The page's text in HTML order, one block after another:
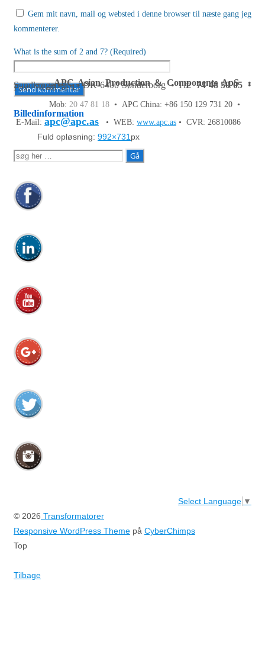
Gem mit navn, mail og websted i denne browser til næste gang jeg
kommenterer.
What is the sum of 2 and 7? (Required)
Billedinformation
Fuld opløsning: 992×731 px
APC Asian Production & Components ApS•
Sundkrogen 35 • DK-6400 Sønderborg • Tlf:74 48 50 05•
Fax: 74 48 50 45
Mob: 20 47 81 18 • APC China: +86 150 129 731 20 •
E-Mail: apc@apc.as • WEB: www.apc.as • CVR: 26810086
Søg
Select Language ▼
© 2026 Transformatorer
Responsive WordPress Theme på CyberChimps
Top
Tilbage